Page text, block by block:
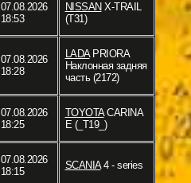
07.08.2026
18:53
NISSAN X-TRAIL
(T31)
07.08.2026
18:28
LADAPRIORA
Наклонная задняя
часть (2172)
07.08.2026
18:25
TOYOTACARINA
E (_T19_)
07.08.2026
18:15
SCANIA4 - series